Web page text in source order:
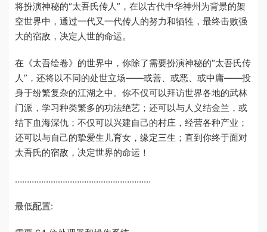
将扮演神秘的“太吾氏传人”，在以古代中华神州为背景的架
空世界中，通过一代又一代传人的努力和牺牲，最终击败强
大的宿敌，决定人世的命运。
在《太吾绘卷》的世界中，你除了需要扮演神秘的“太吾氏传
人”，还将以不同的处世立场——或善、或恶、或中庸——投
身于纷繁复杂的江湖之中。你不仅可以拜访世界各地的武林
门派，学习种类繁多的功法绝艺；还可以与人义结金兰，或
结下血海深仇；不仅可以兴建自己的村庄，经营各种产业；
还可以与自己的挚爱生儿育女，缘定三生；直到你终于面对
太吾氏的宿敌，决定世界的命运！
…………………………………………………
最低配置: